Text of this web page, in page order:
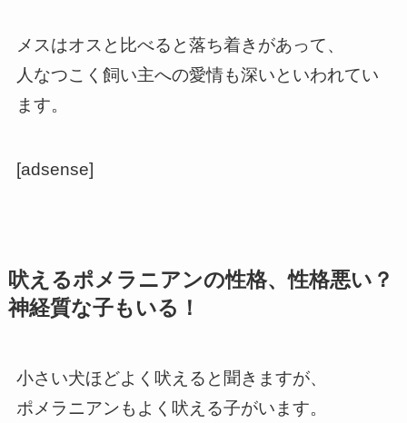
メスはオスと比べると落ち着きがあって、
人なつこく飼い主への愛情も深いといわれてい
ます。
[adsense]
吠えるポメラニアンの性格、性格悪い？
神経質な子もいる！
小さい犬ほどよく吠えると聞きますが、
ポメラニアンもよく吠える子がいます。